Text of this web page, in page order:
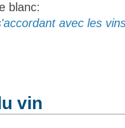
blanc:
avec les
vin